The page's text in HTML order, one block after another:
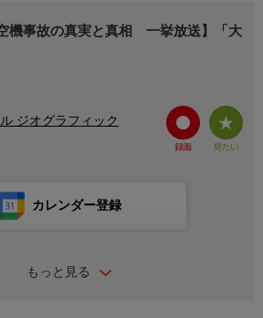
機事故の真実と真相 一挙放送】「大
ジオグラフィック
もっと見る
カレンダー登録